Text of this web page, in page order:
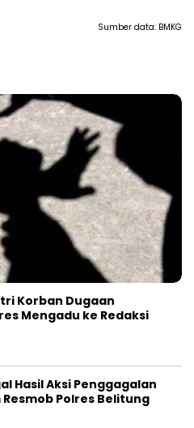
Sumber data: BMKG
Korban Dugaan
Mengadu ke Redaksi
Hasil Aksi Penggagalan
Polres Belitung